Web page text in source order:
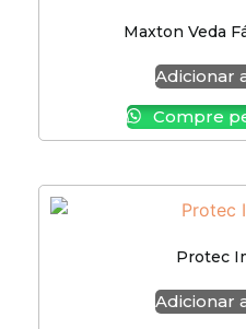
Maxton Veda
Adicionar
Compre
Protec
Adicionar